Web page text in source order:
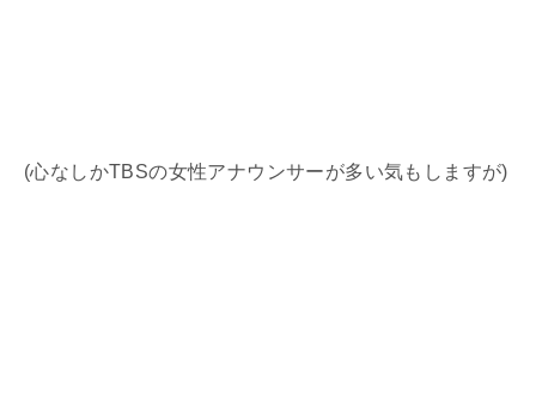
(心なしかTBSの女性アナウンサーが多い気もしますが)